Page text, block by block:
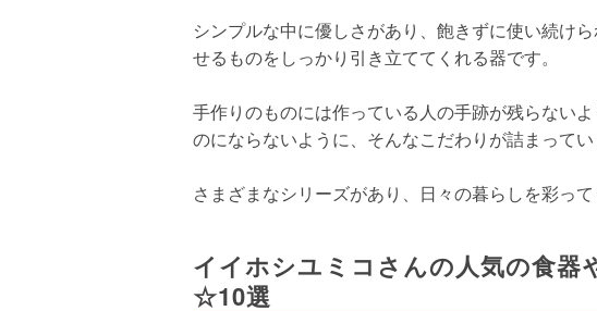
シンプルな中に優しさがあり、飽きずに使い続け
せるものをしっかり引き立ててくれる器です。
手作りのものには作っている人の手跡が残らない
のにならないように、そんなこだわりが詰まってい
さまざまなシリーズがあり、日々の暮らしを彩って
イイホシユミコさんの人気の食器
☆10選